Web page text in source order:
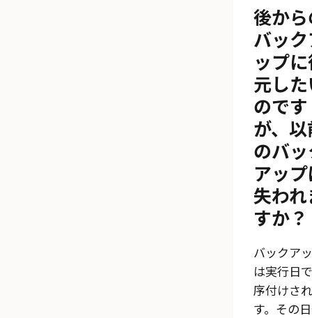
後か
バッ
ップ
元し
のです
が、
のバ
アッ
失わ
すか？
バックア
は実行日
序付けさ
す。その